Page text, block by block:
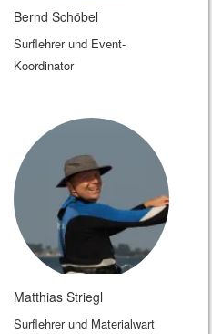
Bernd Schöbel
Surflehrer und Event-
Koordinator
Matthias Striegl
Surflehrer und Materialwart